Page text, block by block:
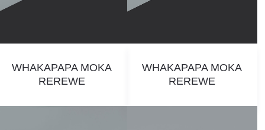
WHAKAPAPA MOKA
REREWE
WHAKAPAPA MOKA
REREWE